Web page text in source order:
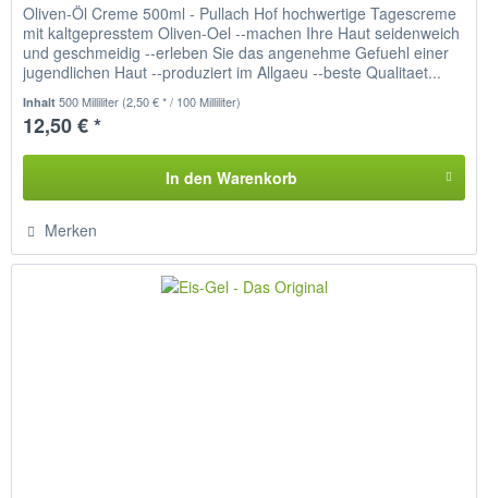
Oliven-Öl Creme 500ml - Pullach Hof hochwertige Tagescreme
mit kaltgepresstem Oliven-Oel --machen Ihre Haut seidenweich
und geschmeidig --erleben Sie das angenehme Gefuehl einer
jugendlichen Haut --produziert im Allgaeu --beste Qualitaet...
Inhalt500 Milliliter (2,50 € * / 100 Milliliter)
12,50 € *
In den Warenkorb
Merken